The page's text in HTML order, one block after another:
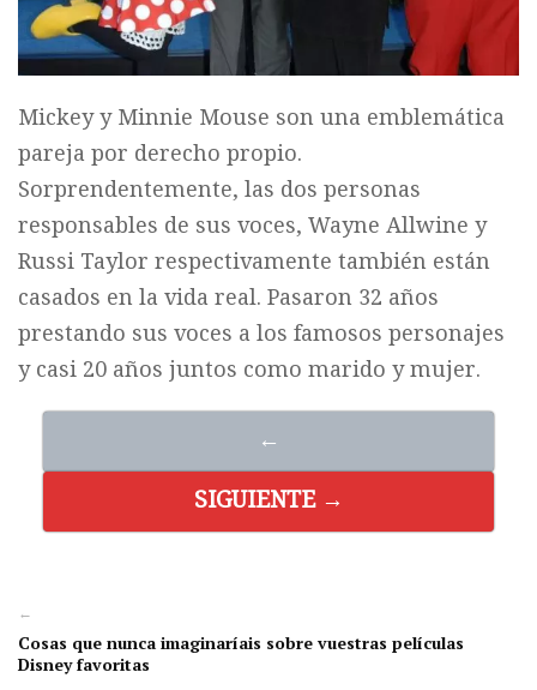
Mickey y Minnie Mouse son una emblemática
pareja por derecho propio.
Sorprendentemente, las dos personas
responsables de sus voces, Wayne Allwine y
Russi Taylor respectivamente también están
casados en la vida real. Pasaron 32 años
prestando sus voces a los famosos personajes
y casi 20 años juntos como marido y mujer.
←
SIGUIENTE →
←
Cosas que nunca imaginaríais sobre vuestras películas
Disney favoritas